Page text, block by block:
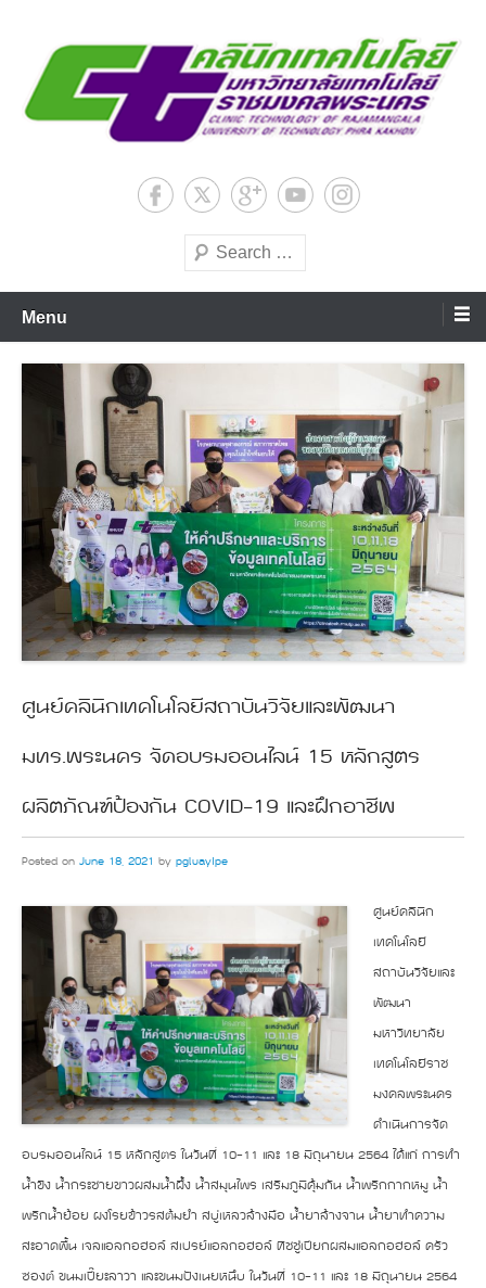
content
ศูนย์คลินิกเทคโนโลยีสถาบันวิจัย
และพัฒนา มหาวิทยาลัย
เทคโนโลยีราชมงคลพระนคร
Search
Menu
ศูนย์คลินิกเทคโนโลยีสถาบันวิจัยและพัฒนา
มทร.พระนคร จัดอบรมออนไลน์ 15 หลักสูตร
ผลิตภัณฑ์ป้องกัน COVID-19 และฝึกอาชีพ
Posted on June 18, 2021 by pgluayIpe
ศูนย์คลินิก
เทคโนโลยี
สถาบันวิจัยและ
พัฒนา
มหาวิทยาลัย
เทคโนโลยีราช
มงคลพระนคร
ดำเนินการจัด
อบรมออนไลน์ 15 หลักสูตร ในวันที่ 10-11 และ 18 มิถุนายน 2564 ได้แก่ การทำ
น้ำขิง น้ำกระชายขาวผสมน้ำผึ้ง น้ำสมุนไพร เสริมภูมิคุ้มกัน น้ำพริกกากหมู น้ำ
พริกน้ำย้อย ผงโรยข้าวรสต้มยำ สบู่เหลวล้างมือ น้ำยาล้างจาน น้ำยาทำความ
สะอาดพื้น เจลแอลกอฮอล์ สเปรย์แอลกอฮอล์ ทิชชู่เปียกผสมแอลกอฮอล์ ครัว
ซองต์ ขนมเปี๊ยะลาวา และขนมปังเนยหนึบ ในวันที่ 10-11 และ 18 มิถุนายน 2564